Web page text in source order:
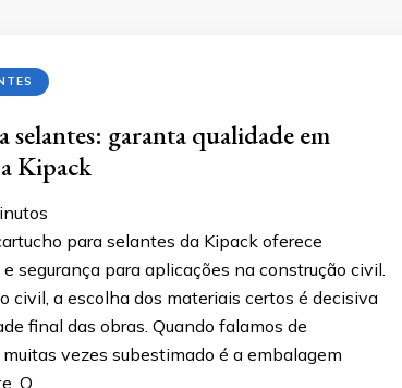
garanta qualidade em
Kipack
para selantes da Kipack oferece
segurança para aplicações na construção civil.
civil, a escolha dos materiais certos é decisiva
final das obras. Quando falamos de
vezes subestimado é a embalagem
O …